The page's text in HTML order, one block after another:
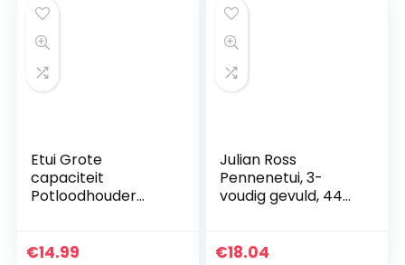
Etui Grote
capaciteit
Potloodhouder
Opslagorganisator
€14.99
Julian Ross
Pennenetui, 3-
voudig gevuld, 44
€18.04